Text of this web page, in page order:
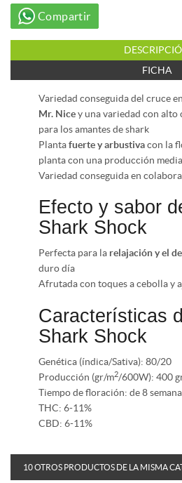
Compartir
FICHA
Variedad conseguida del cruce
Mr. Nicey una variedad con alto
para los amantes de shark
Plantafuerte y arbustivacon la
planta con una producción media
Variedad conseguida en
Efecto y sabor
Shark Shock
Perfecta para la relajación y el
duro día
Afrutada con toques a cebolla y
Características
Shark Shock
Genética (índica/Sativa): 80/20
Producción (gr/m2/600W): 400
Tiempo de floración: de 8
THC: 6-11%
CBD: 6-11%
10 OTROS PRODUCTOS DE LA MISMA